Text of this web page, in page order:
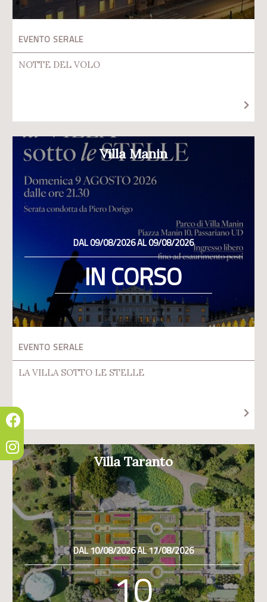
EVENTO SERALE
NOTTE DEL VOLO
Villa Manin
DAL 09/08/2026 AL 09/08/2026
IN CORSO
EVENTO SERALE
LA VILLA SOTTO LE STELLE
Villa Taranto
DAL 10/08/2026 AL 17/08/2026
10